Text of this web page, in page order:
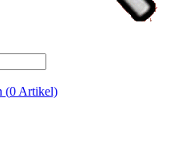
(0 Artikel)